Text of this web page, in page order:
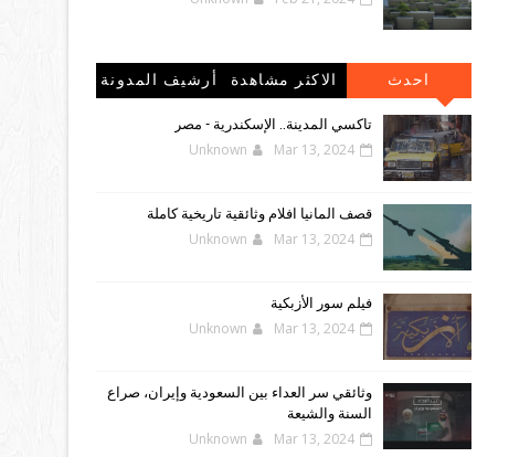
احدث
المشاركات
الاكثر مشاهدة
أرشيف المدونة
تاكسي المدينة.. الإسكندرية - مصر
Unknown Mar 13, 2024
قصف المانيا افلام وثائقية تاريخية كاملة
Unknown Mar 13, 2024
فيلم سور الأزبكية
Unknown Mar 13, 2024
وثائقي سر العداء بين السعودية وإيران، صراع
السنة والشيعة
Unknown Mar 13, 2024